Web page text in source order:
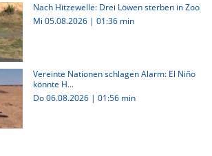
Nach Hitzewelle: Drei Löwen sterben in Zoo
Mi 05.08.2026 | 01:36 min
Vereinte Nationen schlagen Alarm: El Niño
könnte H...
Do 06.08.2026 | 01:56 min